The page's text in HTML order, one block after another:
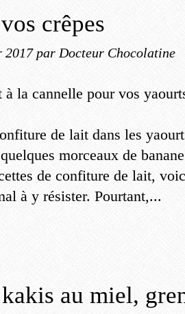
crêpes
2017 par Docteur Chocolatine
de lait dans les
morceaux de
de confiture de lait,
à y résister. Pourtant,...
au miel,